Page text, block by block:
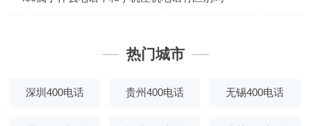
热门城市
深圳400电话 贵州400电话 无锡400电话